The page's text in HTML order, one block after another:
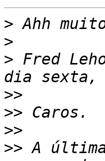
>
>
> Fred
>>
>>
>>
>> A